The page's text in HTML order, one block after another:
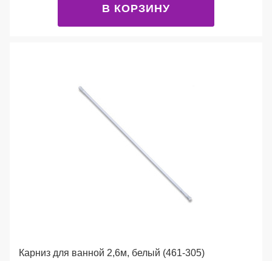
В КОРЗИНУ
Карниз для ванной 2,6м, белый (461-305)